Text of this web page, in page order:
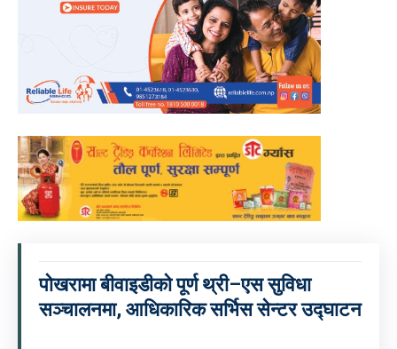
पोखरामा बीवाइडीको पूर्ण थ्री–एस सुविधा
सञ्चालनमा, आधिकारिक सर्भिस सेन्टर उद्घाटन